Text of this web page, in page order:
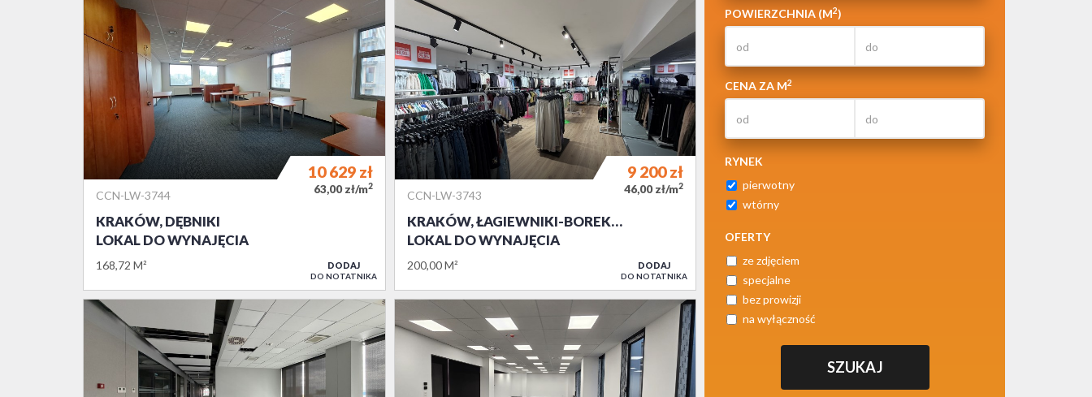
POWIERZCHNIA (M2)
CENA ZA M2
RYNEK
pierwotny
wtórny
OFERTY
ze zdjęciem
specjalne
bez prowizji
na wyłączność
CCN-LW-3744
KRAKÓW, DĘBNIKI
LOKAL DO WYNAJĘCIA
168,72 M²
10 629 zł
63,00 zł/m2
DODAJ
DO NOTATNIKA
CCN-LW-3743
KRAKÓW, ŁAGIEWNIKI-BOREK…
LOKAL DO WYNAJĘCIA
200,00 M²
9 200zł
46,00 zł/m2
DODAJ
DO NOTATNIKA